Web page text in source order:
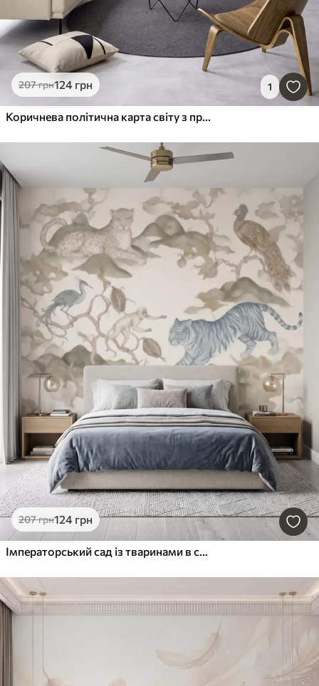
207грн124 грн 1
Коричнева політична карта світу з прапорами на українській мові
207грн124 грн
Імператорський сад із тваринами в східному стилі — мавпа, леопард, тигр, павич і чапля